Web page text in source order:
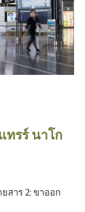
รร์ นาโก
สาร 2: ขาออก